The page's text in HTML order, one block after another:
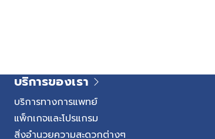
บริการของเรา
บริการทางการแพทย์
แพ็กเกจและโปรแกรม
สิ่งอำนวยความสะดวกต่างๆ